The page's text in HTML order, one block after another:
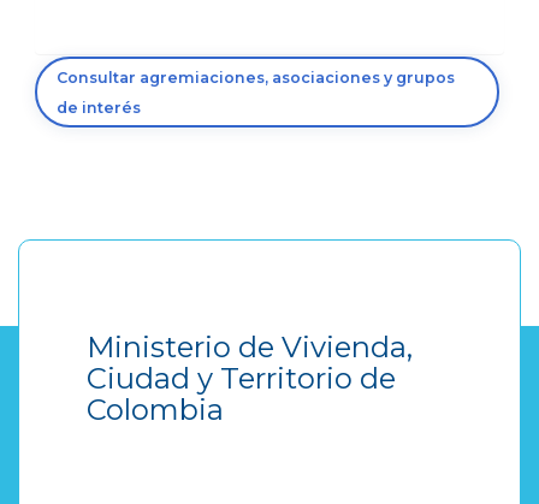
Consultar agremiaciones, asociaciones y grupos
de interés
Ministerio de Vivienda,
Ciudad y Territorio de
Colombia